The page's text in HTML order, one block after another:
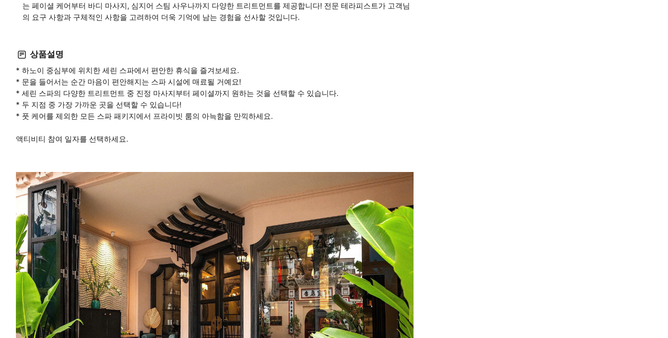
는 페이셜 케어부터 바디 마사지, 심지어 스팀 사우나까지 다양한 트리트먼트를 제공합니다! 전문 테라피스트가 고객님
의 요구 사항과 구체적인 사항을 고려하여 더욱 기억에 남는 경험을 선사할 것입니다.
상품설명
* 하노이 중심부에 위치한 세린 스파에서 편안한 휴식을 즐겨보세요.
* 문을 들어서는 순간 마음이 편안해지는 스파 시설에 매료될 거예요!
* 세린 스파의 다양한 트리트먼트 중 진정 마사지부터 페이셜까지 원하는 것을 선택할 수 있습니다.
* 두 지점 중 가장 가까운 곳을 선택할 수 있습니다!
* 풋 케어를 제외한 모든 스파 패키지에서 프라이빗 룸의 아늑함을 만끽하세요.
액티비티 참여 일자를 선택하세요.